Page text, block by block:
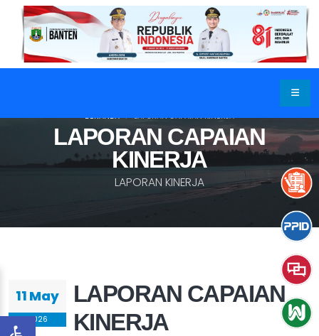
LAPORAN CAPAIAN
KINERJA
LAPORAN KINERJA
BERANDA LAPORAN CAPAIAN KINERJA
11 May
2026
LAPORAN CAPAIAN
KINERJA